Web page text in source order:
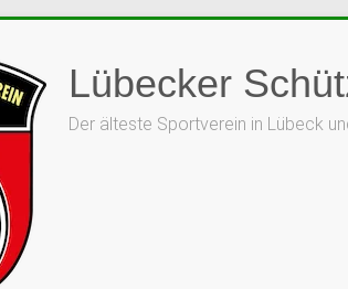
Lübecker
Der älteste Sportverein in Lübeck